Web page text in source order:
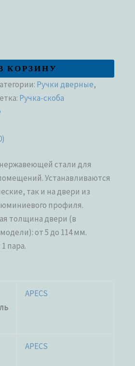
КОРЗИНУ
Ручки дверные,
Ручка-скоба
стали для
Устанавливаются
так и на двери из
профиля.
толщина двери (в
от 5 до 114 мм.
пара.
APECS
APECS